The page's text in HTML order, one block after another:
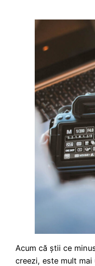
Acum că știi ce
creezi, este mult